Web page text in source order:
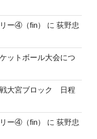
ー④（fin） に 荻野忠
ットボール大会につ
大宮ブロック 日程
ー④（fin） に 荻野忠